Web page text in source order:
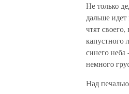
Не только
дальше
чтят
капустного
синего неба
немного
Над